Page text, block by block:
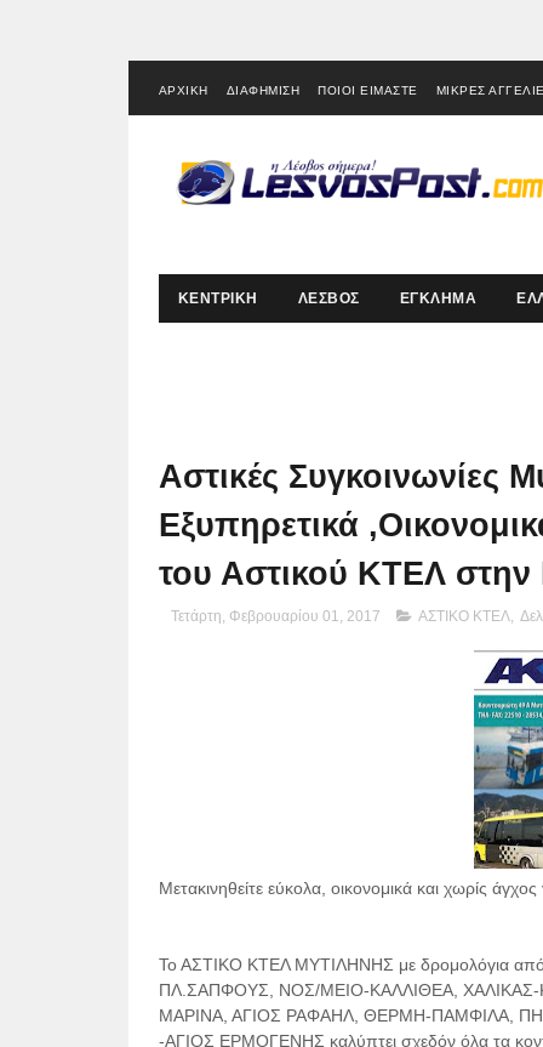
ΑΡΧΙΚΗ ΔΙΑΦΗΜΙΣΗ ΠΟΙΟΙ ΕΙΜΑΣΤΕ ΜΙΚΡΕΣ
ΚΕΝΤΡΙΚΗ ΛΕΣΒΟΣ ΕΓΚΛΗΜΑ
Αστικές Συγκοινωνίες
Εξυπηρετικά
του Αστικού ΚΤΕΛ στην
Τετάρτη, Φεβρουαρίου 01, 2017 ΑΣΤΙΚΟ ΚΤΕΛ,
Μετακινηθείτε εύκολα, οικονομικά και χωρίς
Το ΑΣΤΙΚΟ ΚΤΕΛ ΜΥΤΙΛΗΝΗΣ με δρομολόγια
ΠΛ.ΣΑΠΦΟΥΣ, ΝΟΣ/ΜΕΙΟ-ΚΑΛΛΙΘΕΑ,
ΜΑΡΙΝΑ, ΑΓΙΟΣ ΡΑΦΑΗΛ, ΘΕΡΜΗ-ΠΑΜΦΙΛΑ,
-ΑΓΙΟΣ ΕΡΜΟΓΕΝΗΣ καλύπτει σχεδόν όλα τα